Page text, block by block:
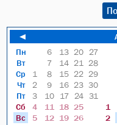
◄
Пн
Вт
Ср
Чт
Пт
Сб
Вс
6 13 20
27
7
14 21
28
1
8 15 22 29
2
9 16 23 30
3
10 17 24 31
4
11 18 25
5
12 19 26
1
2